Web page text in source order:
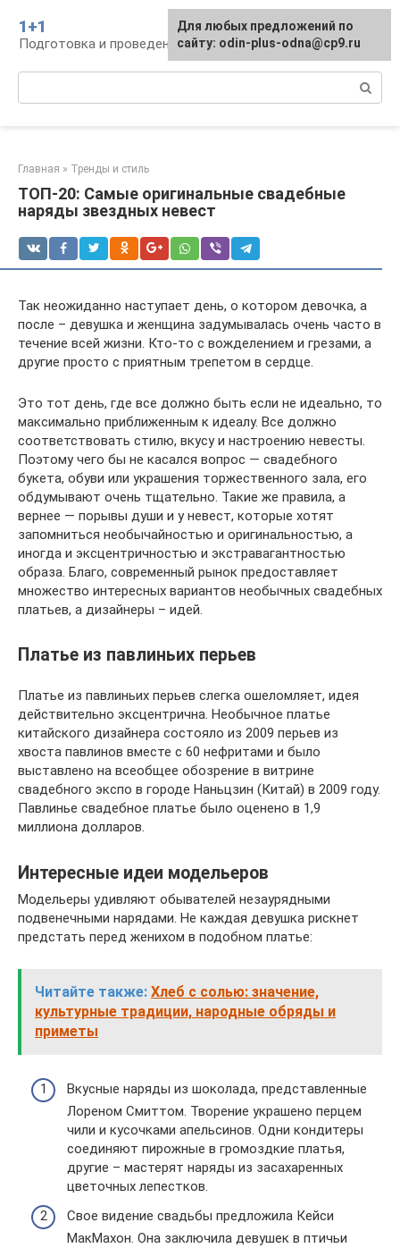
контенту
1+1
Подготовка и проведение свадьбы, традиции
Главная » Тренды и стиль
ТОП-20: Самые оригинальные свадебные
наряды звездных невест
Так неожиданно наступает день, о котором девочка, а
после – девушка и женщина задумывалась очень часто в
течение всей жизни. Кто-то с вожделением и грезами, а
другие просто с приятным трепетом в сердце.
Это тот день, где все должно быть если не идеально, то
максимально приближенным к идеалу. Все должно
соответствовать стилю, вкусу и настроению невесты.
Поэтому чего бы не касался вопрос — свадебного
букета, обуви или украшения торжественного зала, его
обдумывают очень тщательно. Такие же правила, а
вернее — порывы души и у невест, которые хотят
запомниться необычайностью и оригинальностью, а
иногда и эксцентричностью и экстравагантностью
образа. Благо, современный рынок предоставляет
множество интересных вариантов необычных свадебных
платьев, а дизайнеры – идей.
Платье из павлиньих перьев
Платье из павлиньих перьев слегка ошеломляет, идея
действительно эксцентрична. Необычное платье
китайского дизайнера состояло из 2009 перьев из
хвоста павлинов вместе с 60 нефритами и было
выставлено на всеобщее обозрение в витрине
свадебного экспо в городе Наньцзин (Китай) в 2009 году.
Павлинье свадебное платье было оценено в 1,9
миллиона долларов.
Интересные идеи модельеров
Модельеры удивляют обывателей незаурядными
подвенечными нарядами. Не каждая девушка рискнет
предстать перед женихом в подобном платье:
Читайте также: Хлеб с солью: значение,
культурные традиции, народные обряды и
приметы
Вкусные наряды из шоколада, представленные
Лореном Смиттом. Творение украшено перцем
чили и кусочками апельсинов. Одни кондитеры
соединяют пирожные в громоздкие платья,
другие – мастерят наряды из засахаренных
цветочных лепестков.
Свое видение свадьбы предложила Кейси
МакМахон. Она заключила девушек в птичьи
Для любых предложений по
сайту: odin-plus-odna@cp9.ru